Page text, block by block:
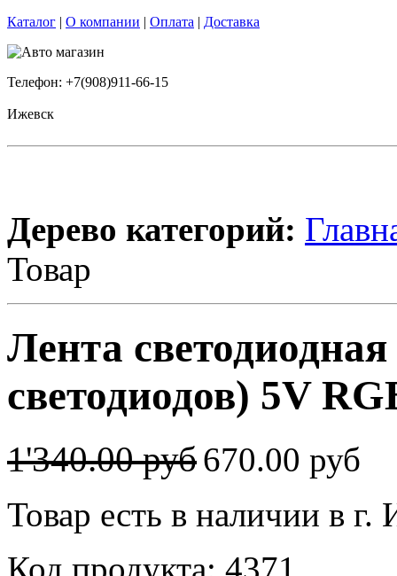
Каталог | О компании | Оплата | Доставка
Телефон: +7(908)911-66-15
Ижевск
Дерево категорий:
Товар
Лента
светодиодов) 5V
1'340.00 руб670.00 руб
Товар есть в наличии в г.
Код продукта: 4371